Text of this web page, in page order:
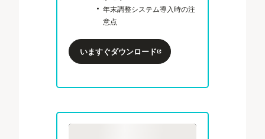
年末調整システム導入時の注
意点
いますぐダウンロード